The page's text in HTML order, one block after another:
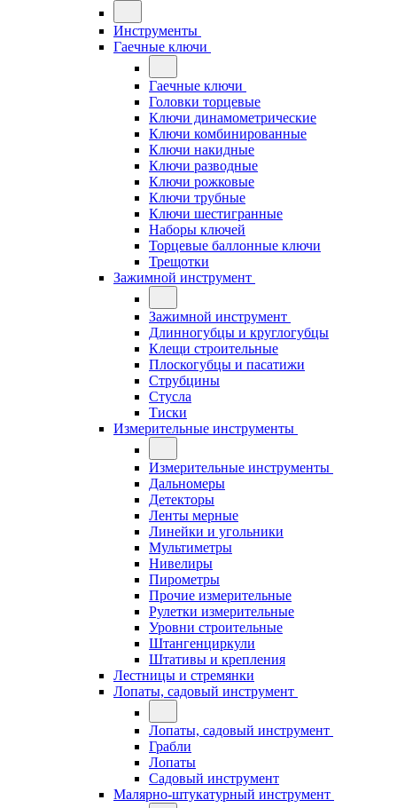
Инструменты
Гаечные ключи
Гаечные ключи
Головки торцевые
Ключи динамометрические
Ключи комбинированные
Ключи накидные
Ключи разводные
Ключи рожковые
Ключи трубные
Ключи шестигранные
Наборы ключей
Торцевые баллонные ключи
Трещотки
Зажимной инструмент
Зажимной инструмент
Длинногубцы и круглогубцы
Клещи строительные
Плоскогубцы и пасатижи
Струбцины
Стусла
Тиски
Измерительные инструменты
Измерительные инструменты
Дальномеры
Детекторы
Ленты мерные
Линейки и угольники
Мультиметры
Нивелиры
Пирометры
Прочие измерительные
Рулетки измерительные
Уровни строительные
Штангенциркули
Штативы и крепления
Лестницы и стремянки
Лопаты, садовый инструмент
Лопаты, садовый инструмент
Грабли
Лопаты
Садовый инструмент
Малярно-штукатурный инструмент